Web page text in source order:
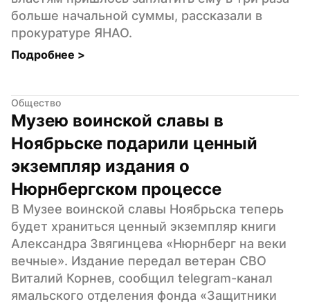
больше начальной суммы, рассказали в
прокуратуре ЯНАО.
Подробнее >
Общество
Музею воинской славы в
Ноябрьске подарили ценный
экземпляр издания о
Нюрнбергском процессе
В Музее воинской славы Ноябрьска теперь
будет храниться ценный экземпляр книги
Александра Звягинцева «Нюрнберг на веки
вечные». Издание передал ветеран СВО
Виталий Корнев, сообщил telegram-канал
ямальского отделения фонда «Защитники